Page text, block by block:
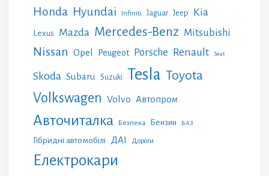
Honda Hyundai Infiniti Jaguar Jeep Kia
Lexus Mazda Mercedes-Benz Mitsubishi
Nissan Opel Peugeot Porsche Renault Seat
Skoda Subaru Suzuki Tesla Toyota
Volkswagen Volvo Автопром
Авточиталка Безпека Бензин ВАЗ
Гібридні автомобілі ДАІ Дороги
Електрокари